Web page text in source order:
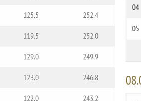
125.5 252.4
119.5 252.0
129.0 249.9
123.0 246.8
122.0 243.2
04
05